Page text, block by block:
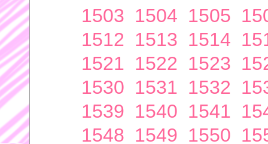
1503 1504 1505
1512 1513 1514
1521 1522 1523
1530 1531 1532
1539 1540 1541
1548 1549 1550